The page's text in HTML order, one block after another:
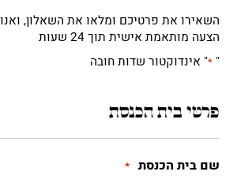
השאירו את פרטיכם ומלאו את השאלון,
הצעה מותאמת אישית תוך 24 שעות
"
*" אינדוקטור שדות חובה
פרטי בית הכנסת
שם בית הכנסת *